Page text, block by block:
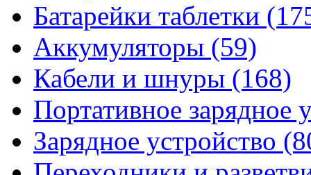
Батарейки таблетки
Аккумуляторы (59)
Кабели и шнуры (168)
Портативное зарядное
Зарядное устройство